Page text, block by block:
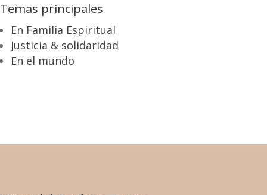
Temas principales
En Familia Espiritual
Justicia & solidaridad
En el mundo